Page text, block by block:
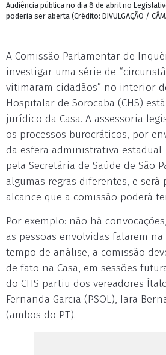
Audiência pública no dia 8 de abril no
poderia ser aberta (Crédito: DIVULGAÇÃO /
A Comissão Parlamentar de
investigar uma série de
vitimaram cidadãos” no interior
Hospitalar de Sorocaba (CHS)
jurídico da Casa. A assessoria
os processos burocráticos, por
da esfera administrativa estadual
pela Secretária de Saúde de São
algumas regras diferentes, e
alcance que a comissão poderá
Por exemplo: não há
as pessoas envolvidas falarem na
tempo de análise, a comissão
de fato na Casa, em sessões
do CHS partiu dos vereadores
Fernanda Garcia (PSOL), Iara
(ambos do PT).